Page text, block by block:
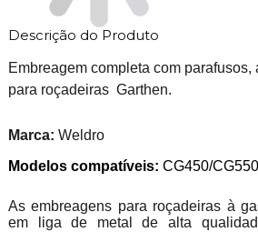
Descrição do Produto
Embreagem completa com parafusos,
para roçadeiras Garthen.
Marca: Weldro
Modelos compatíveis: CG450/
As embreagens para roçadeiras à
em liga de metal de alta